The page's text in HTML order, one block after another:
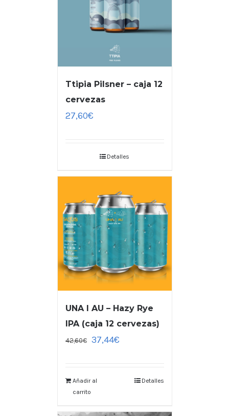
Ttipia Pilsner – caja 12
cervezas
27,60€
Detalles
UNA I AU – Hazy Rye
IPA (caja 12 cervezas)
42,60€ 37,44€
Añadir al
carrito
Detalles